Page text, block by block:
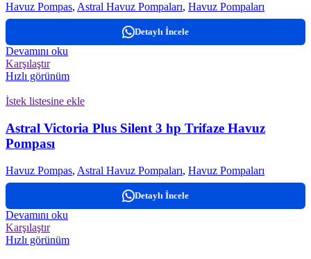
Havuz Pompas, Astral Havuz Pompaları, Havuz Pompaları
Detaylı İncele
Devamını oku
Karşılaştır
Hızlı görünüm
İstek listesine ekle
Astral Victoria Plus Silent 3 hp Trifaze Havuz
Pompası
Havuz Pompas, Astral Havuz Pompaları, Havuz Pompaları
Detaylı İncele
Devamını oku
Karşılaştır
Hızlı görünüm